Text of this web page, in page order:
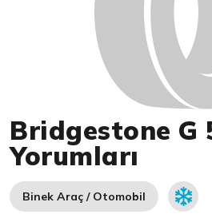
Bridgestone G
Yorumları
Binek Araç / Otomobil